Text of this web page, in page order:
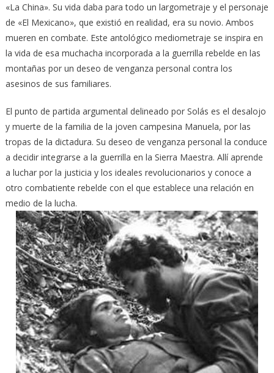
«La China». Su vida daba para todo un largometraje y el personaje
de «El Mexicano», que existió en realidad, era su novio. Ambos
mueren en combate. Este antológico mediometraje se inspira en
la vida de esa muchacha incorporada a la guerrilla rebelde en las
montañas por un deseo de venganza personal contra los
asesinos de sus familiares.
El punto de partida argumental delineado por Solás es el desalojo
y muerte de la familia de la joven campesina Manuela, por las
tropas de la dictadura. Su deseo de venganza personal la conduce
a decidir integrarse a la guerrilla en la Sierra Maestra. Allí aprende
a luchar por la justicia y los ideales revolucionarios y conoce a
otro combatiente rebelde con el que establece una relación en
medio de la lucha.